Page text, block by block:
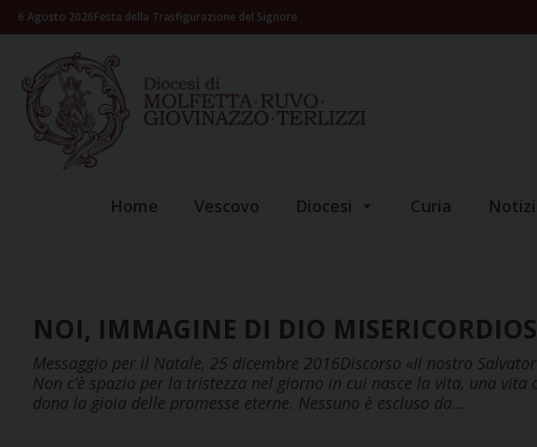
Skip6 Agosto 2026Festa della Trasfigurazione del Signore
Home Vescovo Diocesi Curia
NOI, IMMAGINE DI DIO
Messaggio per il Natale, 25 dicembre 2016Discorso «Il nostro
Non c’è spazio per la tristezza nel giorno in cui nasce la vita, una
dona la gioia delle promesse eterne. Nessuno è escluso da…